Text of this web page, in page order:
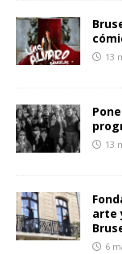
13
13
arte
6